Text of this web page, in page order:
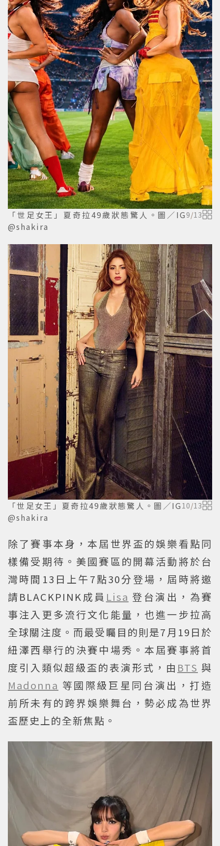
「世足女王」夏奇拉49歲狀態驚人。圖／IG
@shakira
9/13
「世足女王」夏奇拉49歲狀態驚人。圖／IG
@shakira
10/13
除了賽事本身，本屆世界盃的娛樂看點同
樣備受期待。美國賽區的開幕活動將於台
灣時間13日上午7點30分登場，屆時將邀
請BLACKPINK成員 Lisa 登台演出，為賽
事注入更多流行文化能量，也進一步拉高
全球關注度。而最受矚目的則是7月19日於
紐澤西舉行的決賽中場秀。本屆賽事將首
度引入類似超級盃的表演形式，由 BTS 與
Madonna 等國際級巨星同台演出，打造
前所未有的跨界娛樂舞台，勢必成為世界
盃歷史上的全新焦點。